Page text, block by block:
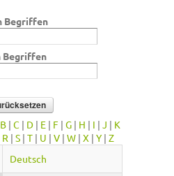
Begriffen
Begriffen
B | C | D | E | F | G | H | I | J | K
R | S | T | U | V | W | X | Y | Z
Deutsch